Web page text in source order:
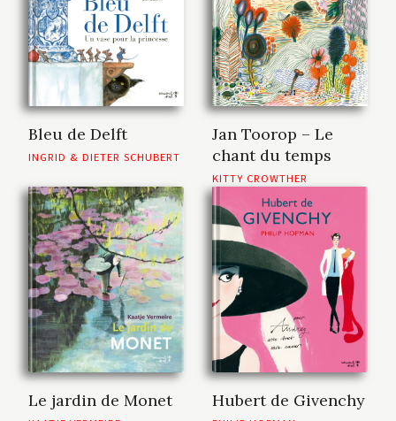
Bleu de Delft
INGRID & DIETER SCHUBERT
Jan Toorop – Le
chant du temps
KITTY CROWTHER
Le jardin de Monet Hubert de Givenchy